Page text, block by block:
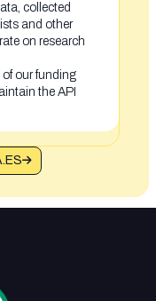
collected
and other
on research
our funding
the API